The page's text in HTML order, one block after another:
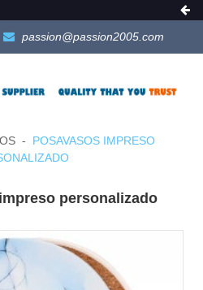
passion@passion2005.com
POSAVASOS IMPRESO
personalizado